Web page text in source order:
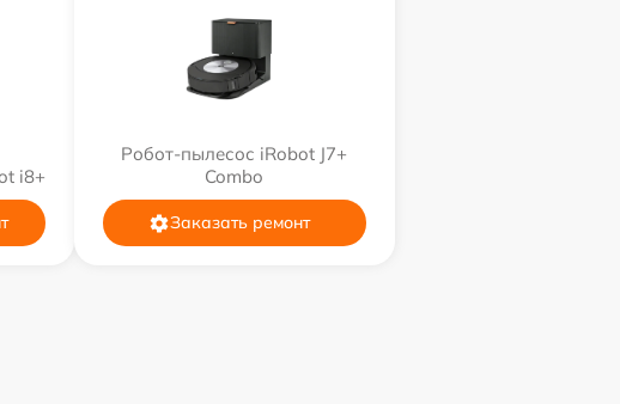
i8+
Робот-пылесос iRobot J7+
Combo
Заказать ремонт